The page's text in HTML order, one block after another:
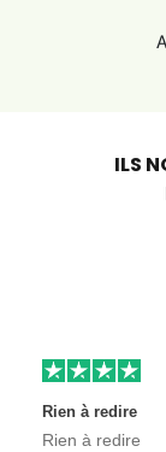
ILS
Rien à redire
Rien à redire